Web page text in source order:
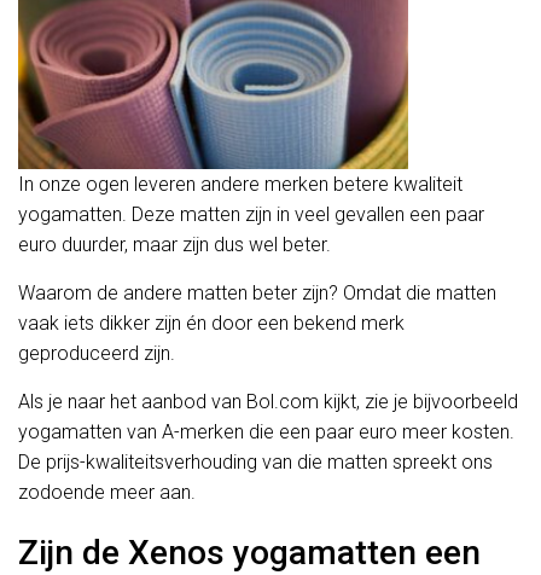
In onze ogen leveren andere merken betere kwaliteit
yogamatten. Deze matten zijn in veel gevallen een paar
euro duurder, maar zijn dus wel beter.
Waarom de andere matten beter zijn? Omdat die matten
vaak iets dikker zijn én door een bekend merk
geproduceerd zijn.
Als je naar het aanbod van Bol.com kijkt, zie je bijvoorbeeld
yogamatten van A-merken die een paar euro meer kosten.
De prijs-kwaliteitsverhouding van die matten spreekt ons
zodoende meer aan.
Zijn de Xenos yogamatten een